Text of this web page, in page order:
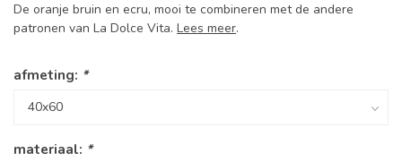
De oranje bruin en ecru, mooi te combineren met de andere
patronen van La Dolce Vita. Lees meer.
afmeting: *
materiaal: *